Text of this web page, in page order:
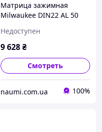
Матрица зажимная
Milwaukee DIN22 AL 50
Недоступен
9 628₴
Смотреть
naumi.com.ua 100%